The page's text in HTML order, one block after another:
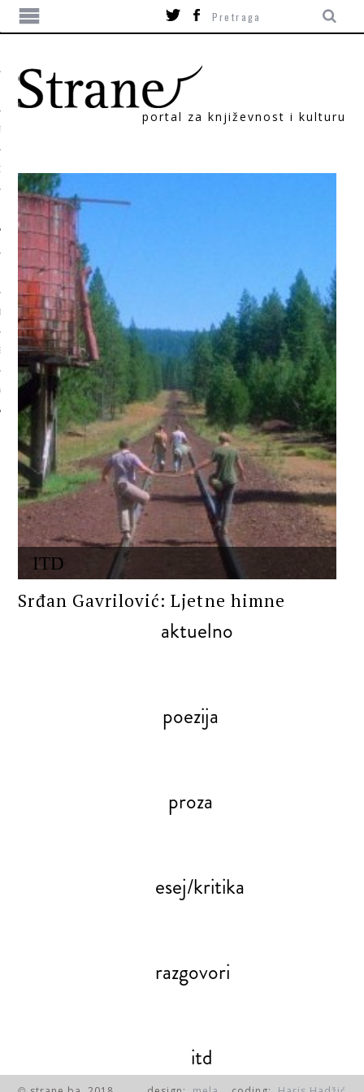
portal za književnost i kulturu
ITD
Srđan Gavrilović: Ljetne himne
aktuelno
poezija
proza
esej/kritika
razgovori
itd